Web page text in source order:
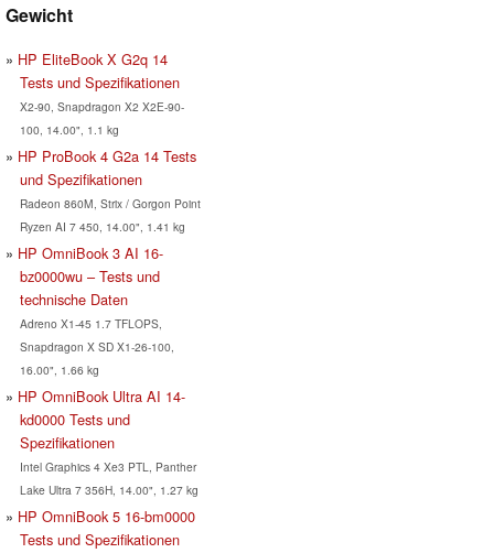
Gewicht
HP EliteBook X G2q 14
Tests und Spezifikationen
X2-90, Snapdragon X2 X2E-90-
100, 14.00", 1.1 kg
HP ProBook 4 G2a 14 Tests
und Spezifikationen
Radeon 860M, Strix / Gorgon Point
Ryzen AI 7 450, 14.00", 1.41 kg
HP OmniBook 3 AI 16-
bz0000wu – Tests und
technische Daten
Adreno X1-45 1.7 TFLOPS,
Snapdragon X SD X1-26-100,
16.00", 1.66 kg
HP OmniBook Ultra AI 14-
kd0000 Tests und
Spezifikationen
Intel Graphics 4 Xe3 PTL, Panther
Lake Ultra 7 356H, 14.00", 1.27 kg
HP OmniBook 5 16-bm0000
Tests und Spezifikationen